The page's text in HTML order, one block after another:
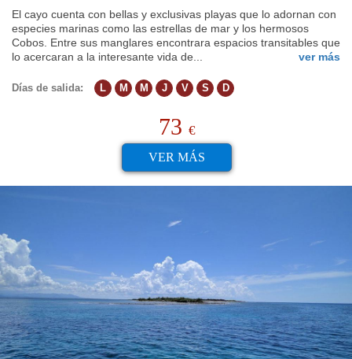
El cayo cuenta con bellas y exclusivas playas que lo adornan con
especies marinas como las estrellas de mar y los hermosos
Cobos. Entre sus manglares encontrara espacios transitables que
lo acercaran a la interesante vida de...
ver más
Días de salida: L M M J V S D
73 €
VER MÁS